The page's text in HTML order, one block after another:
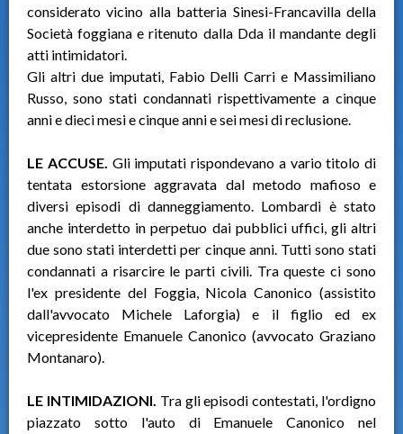
considerato vicino alla batteria Sinesi-Francavilla della
Società foggiana e ritenuto dalla Dda il mandante degli
atti intimidatori.
Gli altri due imputati, Fabio Delli Carri e Massimiliano
Russo, sono stati condannati rispettivamente a cinque
anni e dieci mesi e cinque anni e sei mesi di reclusione.
LE ACCUSE. Gli imputati rispondevano a vario titolo di
tentata estorsione aggravata dal metodo mafioso e
diversi episodi di danneggiamento. Lombardi è stato
anche interdetto in perpetuo dai pubblici uffici, gli altri
due sono stati interdetti per cinque anni. Tutti sono stati
condannati a risarcire le parti civili. Tra queste ci sono
l'ex presidente del Foggia, Nicola Canonico (assistito
dall'avvocato Michele Laforgia) e il figlio ed ex
vicepresidente Emanuele Canonico (avvocato Graziano
Montanaro).
LE INTIMIDAZIONI. Tra gli episodi contestati, l'ordigno
piazzato sotto l'auto di Emanuele Canonico nel